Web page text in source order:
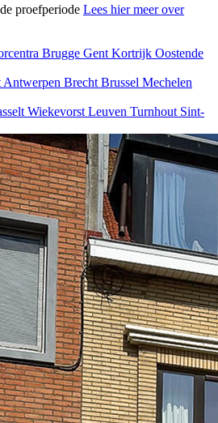
proefperiode Lees hier meer over
Brugge Gent Kortrijk Oostende
Antwerpen Brecht Brussel Mechelen
Wiekevorst Leuven Turnhout Sint-